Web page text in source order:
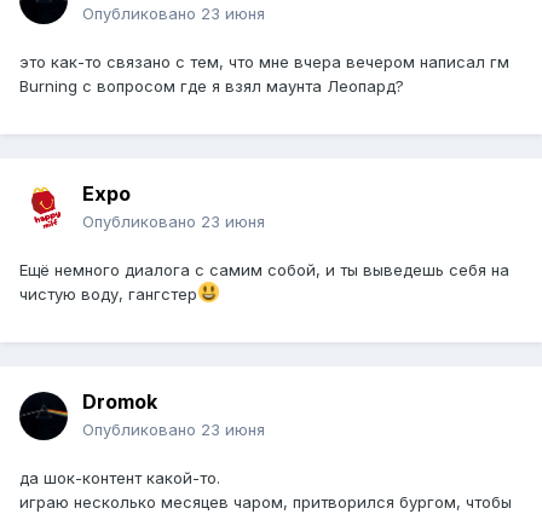
Опубликовано 23 июня
это как-то связано с тем, что мне вчера вечером написал гм
Burning с вопросом где я взял маунта Леопард?
Expo
Опубликовано 23 июня
Ещё немного диалога с самим собой, и ты выведешь себя на
чистую воду, гангстер
Dromok
Опубликовано 23 июня
да шок-контент какой-то.
играю несколько месяцев чаром, притворился бургом, чтобы